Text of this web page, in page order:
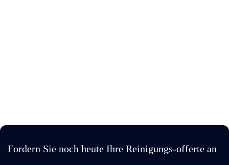
Fordern Sie noch heute Ihre Reinigungs-offerte an